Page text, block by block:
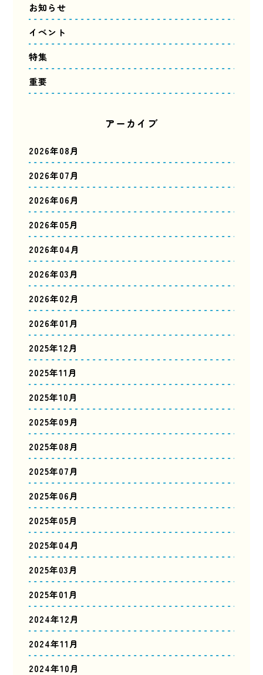
お知らせ
イベント
特集
重要
アーカイブ
2026年08月
2026年07月
2026年06月
2026年05月
2026年04月
2026年03月
2026年02月
2026年01月
2025年12月
2025年11月
2025年10月
2025年09月
2025年08月
2025年07月
2025年06月
2025年05月
2025年04月
2025年03月
2025年01月
2024年12月
2024年11月
2024年10月